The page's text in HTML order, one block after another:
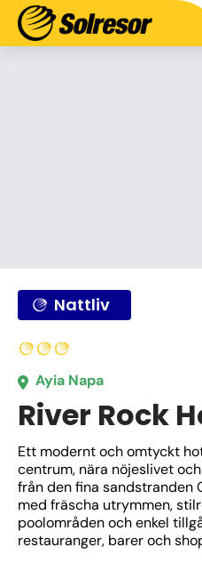
Nattliv
Ayia Napa
River Rock
Ett modernt och omtyckt
centrum, nära nöjeslivet
från den fina sandstranden
med fräscha utrymmen,
poolområden och enkel
restauranger, barer och